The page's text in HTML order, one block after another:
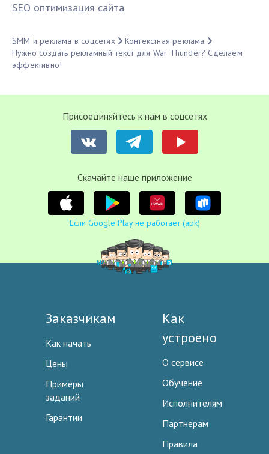
SЕО оптимизация сайта
SMM и реклама в соцсетях
Контекстная реклама
Нужно создать рекламный текст для War Thunder? Сделаем
эффективно!
Присоединяйтесь к нам в соцсетях
Cкачайте наше приложение
Если Google Play не работает (apk)
Заказчикам
Как начать
Цены
Примеры
заданий
Гарантии
Как
устроено
О сервисе
Обучение
Исполнителям
Партнерам
Правила